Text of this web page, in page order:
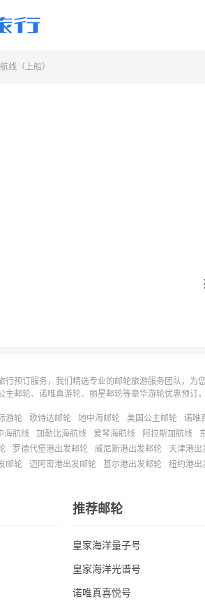
航线（上船）
行预订服务，我们精选专业的邮轮旅游服务团队，
主邮轮、诺唯真游轮、丽星邮轮等豪华游轮优惠预订
游轮 歌诗达邮轮 地中海邮轮 美国公主邮轮
诺唯
海航线 加勒比海航线 爱琴海航线 阿拉斯加航线
罗德代堡港出发邮轮 威尼斯港出发邮轮
天津港出
邮轮
迈阿密港出发邮轮 基尔港出发邮轮 纽约港出
推荐邮轮
皇家海洋量子号
皇家海洋光谱号
诺唯真喜悦号